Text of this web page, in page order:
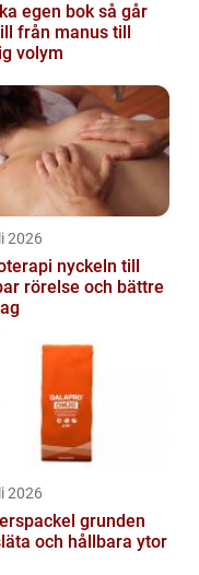
egen bok så går
från manus till
volym
2026
nyckeln till
rörelse och bättre
2026
grunden
och hållbara ytor